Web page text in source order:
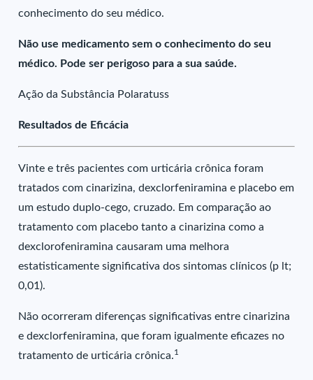
conhecimento do seu médico.
Não use medicamento sem o conhecimento do seu
médico. Pode ser perigoso para a sua saúde.
Ação da Substância Polaratuss
Resultados de Eficácia
Vinte e três pacientes com urticária crônica foram
tratados com cinarizina, dexclorfeniramina e placebo em
um estudo duplo-cego, cruzado. Em comparação ao
tratamento com placebo tanto a cinarizina como a
dexclorofeniramina causaram uma melhora
estatisticamente significativa dos sintomas clínicos (p lt;
0,01).
Não ocorreram diferenças significativas entre cinarizina
e dexclorfeniramina, que foram igualmente eficazes no
tratamento de urticária crônica.1